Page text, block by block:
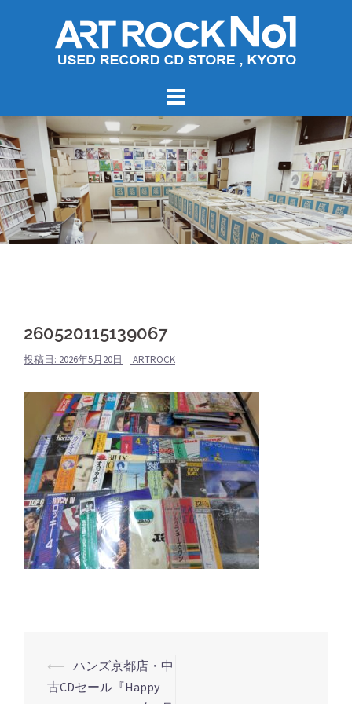
へ
ス
キ
ッ
プ
260520115139067
投稿日: 2026年5月20日 ARTROCK
投
稿
⟵ ハンズ京都店・中
古CDセール『Happy